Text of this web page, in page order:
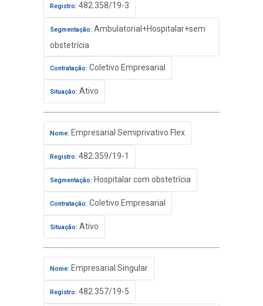
Registro: 482.358/19-3
Segmentação: Ambulatorial+Hospitalar+sem
obstetrícia
Contratação: Coletivo Empresarial
Situação: Ativo
Nome: Empresarial Semiprivativo Flex
Registro: 482.359/19-1
Segmentação: Hospitalar com obstetrícia
Contratação: Coletivo Empresarial
Situação: Ativo
Nome: Empresarial Singular
Registro: 482.357/19-5